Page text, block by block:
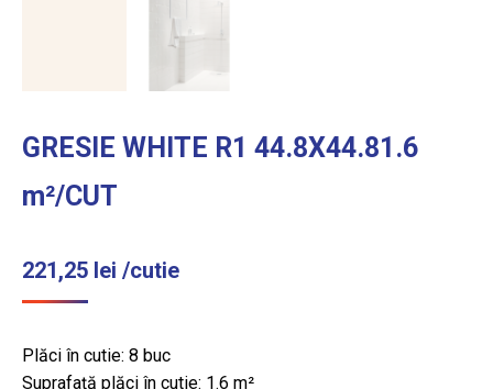
GRESIE WHITE R1 44.8X44.81.6
m²/CUT
221,25 lei /cutie
Plăci în cutie: 8 buc
Suprafață plăci în cutie: 1.6 m²